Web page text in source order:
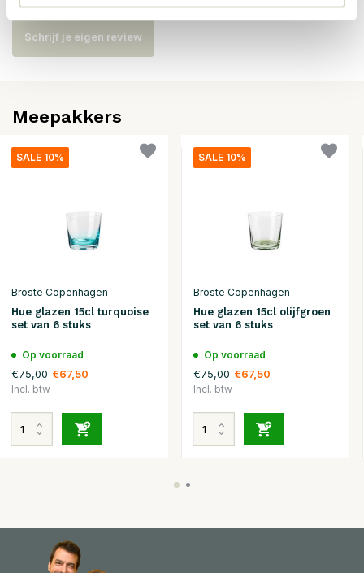
Schrijf je eigen review
Meepakkers
SALE 10%
Broste Copenhagen
Hue glazen 15cl turquoise
set van 6 stuks
Op voorraad
€75,00 €67,50
Incl. btw
SALE 10%
Broste Copenhagen
Hue glazen 15cl olijfgroen
set van 6 stuks
Op voorraad
€75,00 €67,50
Incl. btw